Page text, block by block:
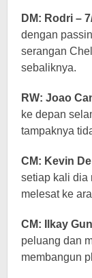
DM: Rodri –
dengan
serangan
sebaliknya.
RW: Joao
ke depan
tampaknya
CM: Kevin
setiap kali dia
melesat ke
CM: Ilkay
peluang dan
membangun